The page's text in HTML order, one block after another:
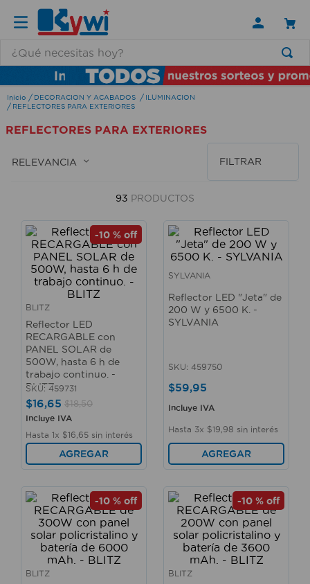
DECORACION Y ACABADOS
ILUMINACION
REFLECTORES PARA EXTERIORES
REFLECTORES PARA EXTERIORES
RELEVANCIA FILTRAR
93 PRODUCTOS
-10 % off
BLITZ
Reflector LED
RECARGABLE con
PANEL SOLAR de
500W, hasta 6 h de
trabajo continuo. -
BLITZ
SKU: 459731
$16,65 $18,50
Incluye IVA
Hasta 1x $16 65 sin interés
AGREGAR
SYLVANIA
Reflector LED "Jeta" de
200 W y 6500 K. -
SYLVANIA
SKU: 459750
$59,95
Incluye IVA
Hasta 3x $19 98 sin interés
AGREGAR
-10 % off
BLITZ
-10 % off
BLITZ
TÉRMINOS MÁS BUSCADOS
1.
lamparas
2.
ducha
.
escritorio
cerradura
aspiradora
fregadero
taladro